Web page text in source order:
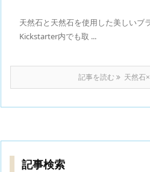
天然石と天然石を使用した美しいブ
Kickstarter内でも取 ...
記事を読む 天然石
記事検索